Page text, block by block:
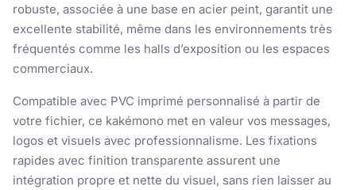
robuste, associée à une base en acier peint, garantit une
excellente stabilité, même dans les environnements très
fréquentés comme les halls d’exposition ou les espaces
commerciaux.
Compatible avec PVC imprimé personnalisé à partir de
votre fichier, ce kakémono met en valeur vos messages,
logos et visuels avec professionnalisme. Les fixations
rapides avec finition transparente assurent une
intégration propre et nette du visuel, sans rien laisser au